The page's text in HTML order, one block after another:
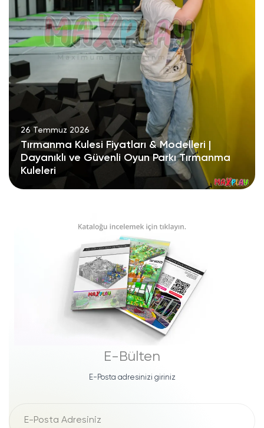
26 Temmuz 2026
Tırmanma Kulesi Fiyatları & Modelleri |
Dayanıklı ve Güvenli Oyun Parkı Tırmanma
Kuleleri
E-Bülten
E-Posta adresinizi giriniz